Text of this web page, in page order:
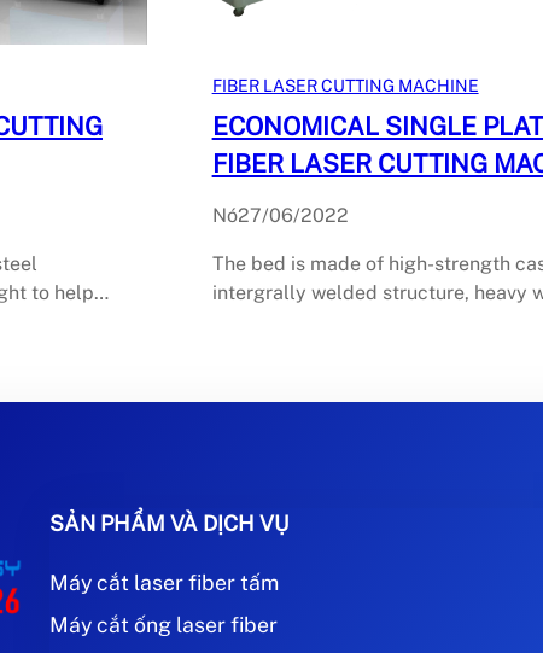
to help…
FIBER LASER CUTTING MACHINE
ECONOMICAL SINGLE
FIBER LASER CUTTING
Nó27/06/2022
The bed is made of high-strength
intergrally welded structure, heavy
SẢN PHẨM VÀ DỊCH VỤ
Máy cắt laser fiber tấm
Máy cắt ống laser fiber